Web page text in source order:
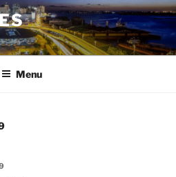
Menu